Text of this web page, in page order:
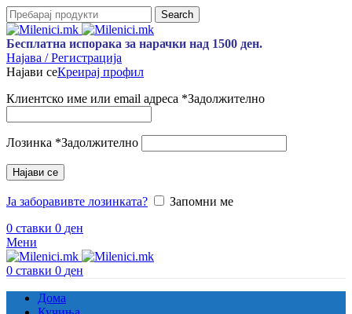
Search
Бесплатна испорака за нарачки над 1500 ден.
Најава / Регистрација
Најави сеКреирај профил
Клиентско име или email адреса *Задолжително
Лозинка *Задолжително
Најави се
Ја заборавивте лозинката?
Запомни ме
0 ставки 0 ден
Мени
0 ставки 0 ден
Дома